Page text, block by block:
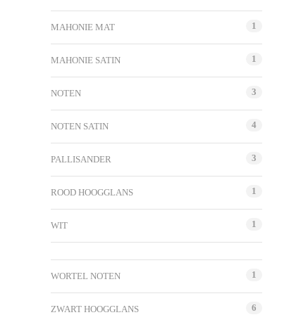
MAHONIE MAT 1
MAHONIE SATIN 1
NOTEN 3
NOTEN SATIN 4
PALLISANDER 3
ROOD HOOGGLANS 1
WIT 1
WORTEL NOTEN 1
ZWART HOOGGLANS 6